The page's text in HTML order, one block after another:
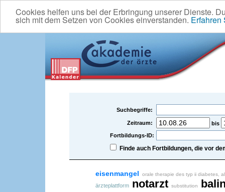
Cookies helfen uns bei der Erbringung unserer Dienste.
sich mit dem Setzen von Cookies einverstanden. Erfahren
Suchbegriffe:
Zeitraum:
bis
Fortbildungs-ID:
Finde auch Fortbildungen, die vor
eisenmangel orale therapie des typ ii diabetes,
ärzteplattform notarzt substitution